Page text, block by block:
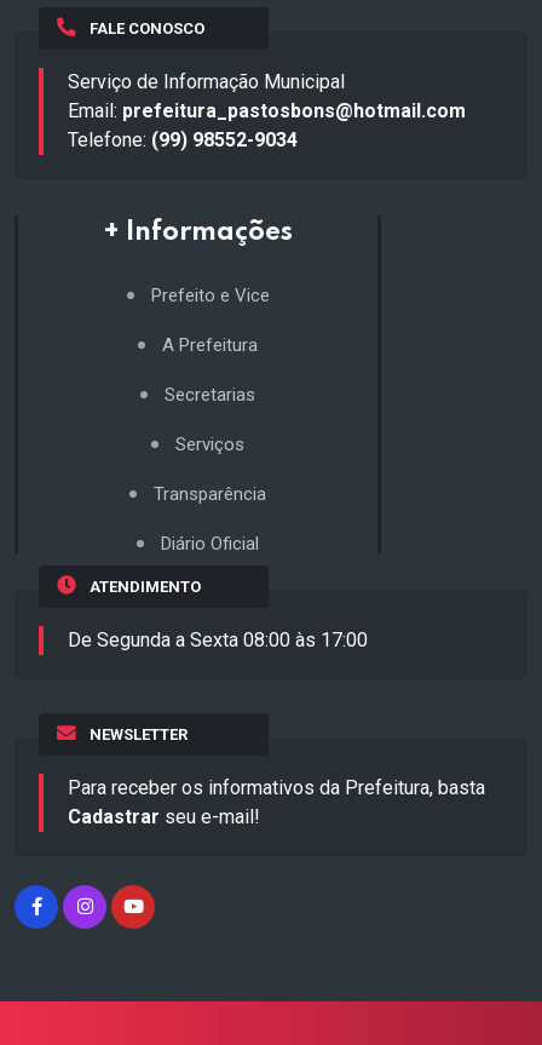
FALE CONOSCO
Serviço de Informação Municipal
Email: prefeitura_pastosbons@hotmail.com
Telefone: (99) 98552-9034
+ Informações
Prefeito e Vice
A Prefeitura
Secretarias
Serviços
Transparência
Diário Oficial
ATENDIMENTO
De Segunda a Sexta 08:00 às 17:00
NEWSLETTER
Para receber os informativos da Prefeitura, basta
Cadastrar seu e-mail!